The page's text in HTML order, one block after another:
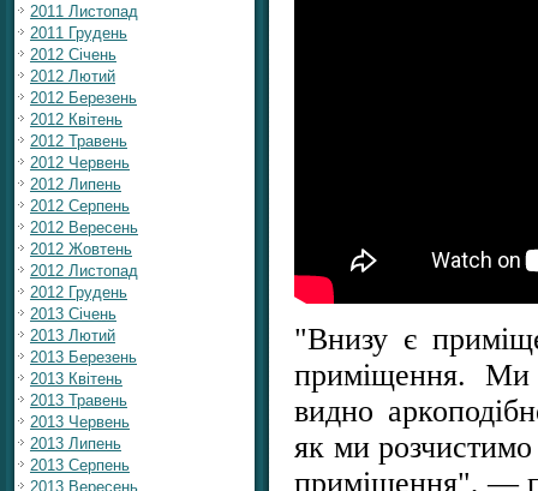
2011 Листопад
2011 Грудень
2012 Січень
2012 Лютий
2012 Березень
2012 Квітень
2012 Травень
2012 Червень
2012 Липень
2012 Серпень
2012 Вересень
2012 Жовтень
2012 Листопад
2012 Грудень
2013 Січень
2013 Лютий
2013 Березень
2013 Квітень
2013 Травень
2013 Червень
2013 Липень
2013 Серпень
2013 Вересень
"Внизу є
приміщення. Ми
видно
як ми розчистимо
приміщення", —